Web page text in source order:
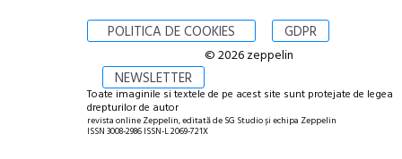
POLITICA DE COOKIES GDPR
NEWSLETTER
© 2026 zeppelin
Toate imaginile si textele de pe acest site sunt protejate de legea
drepturilor de autor
revista online Zeppelin, editată de SG Studio și echipa Zeppelin
ISSN 3008-2986 ISSN-L 2069-721X